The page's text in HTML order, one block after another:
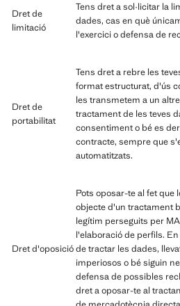
Dret de
limitació
Tens dret a sol·licitar la
dades, cas en què
l'exercici o defensa de
Dret de
portabilitat
Tens dret a rebre les
format estructurat, d'ús
les transmetem a un
tractament de les teves
consentiment o bé es
contracte, sempre que
automatitzats.
Dret d'oposició
Pots oposar-te al fet que
objecte d'un tractament
legítim perseguits per
l'elaboració de perfils.
de tractar les dades,
imperiosos o bé siguin
defensa de possibles
dret a oposar-te al